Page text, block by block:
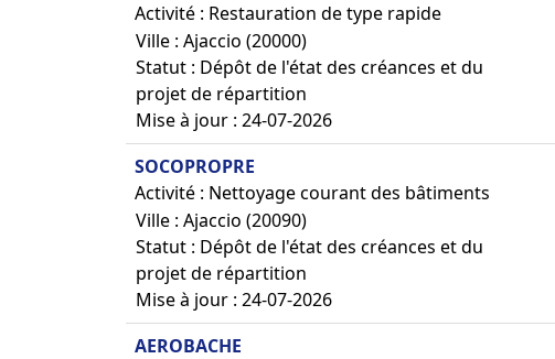
Activité : Restauration de type rapide
Ville : Ajaccio (20000)
Statut : Dépôt de l'état des créances et du
projet de répartition
Mise à jour : 24-07-2026
SOCOPROPRE
Activité : Nettoyage courant des bâtiments
Ville : Ajaccio (20090)
Statut : Dépôt de l'état des créances et du
projet de répartition
Mise à jour : 24-07-2026
AEROBACHE